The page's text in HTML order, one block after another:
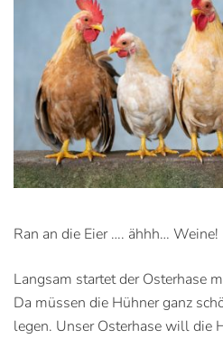
Ran an die Eier …. ähhh… Weine!
Langsam startet der Osterhase
Da müssen die Hühner ganz
legen. Unser Osterhase will die